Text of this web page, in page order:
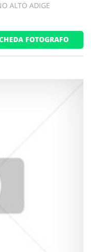
ALTO ADIGE
FOTOGRAFO